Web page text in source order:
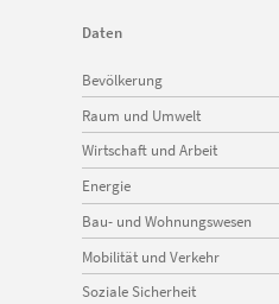
Daten
Navigation
überspringen
Bevölkerung
Raum und Umwelt
Wirtschaft und Arbeit
Energie
Bau- und Wohnungswesen
Mobilität und Verkehr
Soziale Sicherheit